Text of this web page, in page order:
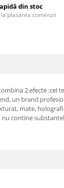
din stoc
plasarea comenzii
2 efecte :cel
un brand
mate,
nu contine